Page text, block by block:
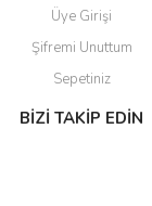
Üye Girişi
Şifremi Unuttum
Sepetiniz
BİZİ TAKİP EDİN